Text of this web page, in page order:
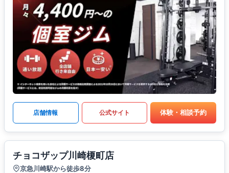
店舗情報 公式サイト 体験・相談予約
チョコザップ川崎榎町店
京急川崎駅から徒歩8分